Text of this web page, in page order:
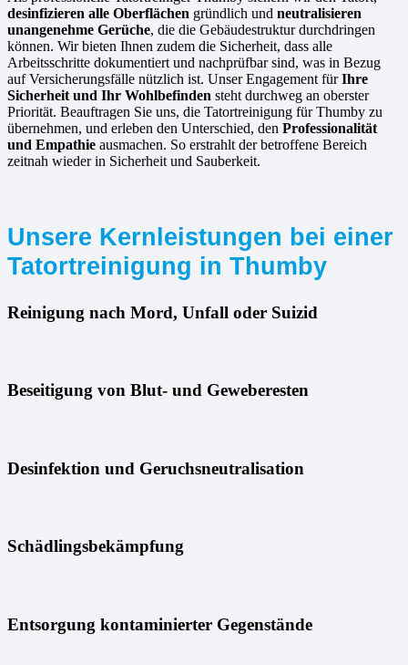
desinfizieren alle Oberflächen gründlich und neutralisieren
unangenehme Gerüche, die die Gebäudestruktur durchdringen
können. Wir bieten Ihnen zudem die Sicherheit, dass alle
Arbeitsschritte dokumentiert und nachprüfbar sind, was in Bezug
auf Versicherungsfälle nützlich ist. Unser Engagement fürIhre
Sicherheit und Ihr Wohlbefinden steht durchweg an oberster
Priorität. Beauftragen Sie uns, die Tatortreinigung für Thumby zu
übernehmen, und erleben den Unterschied, den Professionalität
und Empathie ausmachen. So erstrahlt der betroffene Bereich
zeitnah wieder in Sicherheit und Sauberkeit.
Unsere Kernleistungen bei einer
Tatortreinigung in Thumby
Reinigung nach Mord, Unfall oder Suizid
Beseitigung von Blut- und Geweberesten
Desinfektion und Geruchsneutralisation
Schädlingsbekämpfung
Entsorgung kontaminierter Gegenstände